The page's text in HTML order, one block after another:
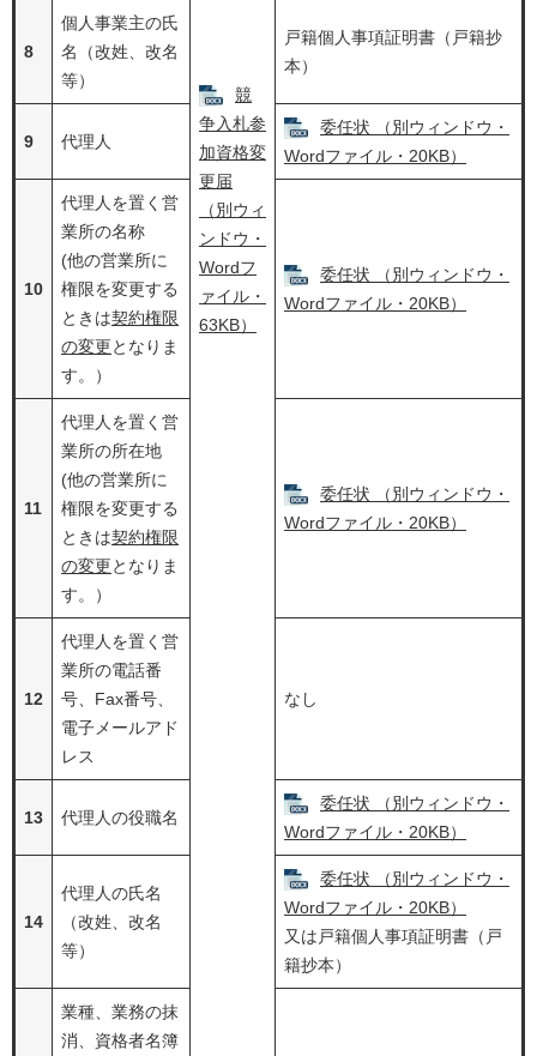
競
争入札参
加資格変
更届
（別ウィ
ンドウ・
Wordフ
ァイル・
63KB）
8
個人事業主の氏
名（改姓、改名
等）
戸籍個人事項証明書（戸籍抄
本）
9 代理人
委任状 （別ウィンドウ・
Wordファイル・20KB）
10
代理人を置く営
業所の名称
(他の営業所に
権限を変更する
ときは契約権限
の変更となりま
す。）
委任状 （別ウィンドウ・
Wordファイル・20KB）
11
代理人を置く営
業所の所在地
(他の営業所に
権限を変更する
ときは契約権限
の変更となりま
す。）
委任状 （別ウィンドウ・
Wordファイル・20KB）
12
代理人を置く営
業所の電話番
号、Fax番号、
電子メールアド
レス
なし
13 代理人の役職名
委任状 （別ウィンドウ・
Wordファイル・20KB）
14
代理人の氏名
（改姓、改名
等）
委任状 （別ウィンドウ・
Wordファイル・20KB）
又は戸籍個人事項証明書（戸
籍抄本）
業種、業務の抹
消、資格者名簿